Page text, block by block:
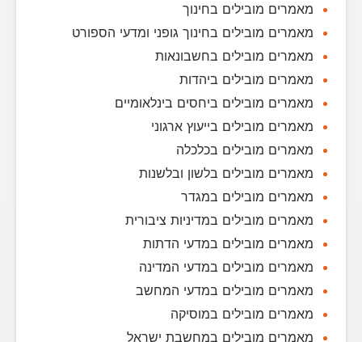
מאמרים מובילים בחינוך
מאמרים מובילים בחינוך גופני ומדעי הספורט
מאמרים מובילים בחשבונאות
מאמרים מובילים ביהדות
מאמרים מובילים ביחסים בינלאומיים
מאמרים מובילים בייעוץ ארגוני
מאמרים מובילים בכלכלה
מאמרים מובילים בלשון ובלשנות
מאמרים מובילים במגדר
מאמרים מובילים במדיניות ציבורית
מאמרים מובילים במדעי הדתות
מאמרים מובילים במדעי המדינה
מאמרים מובילים במדעי המחשב
מאמרים מובילים במוסיקה
מאמרים מובילים במחשבת ישראל